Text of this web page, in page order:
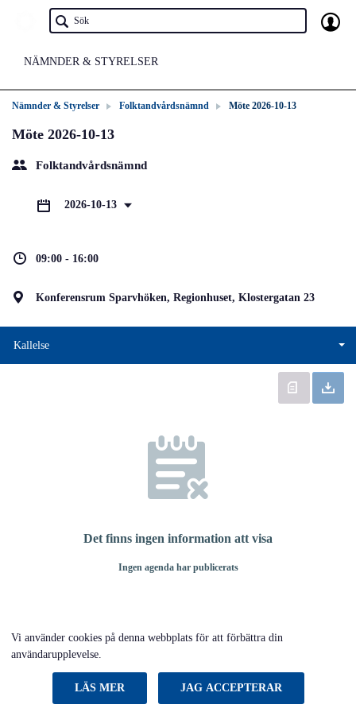
NÄMNDER & STYRELSER
Nämnder & Styrelser Folktandvårdsnämnd Möte 2026-10-13
Möte 2026-10-13
Folktandvårdsnämnd
2026-10-13
09:00 - 16:00
Konferensrum Sparvhöken, Regionhuset, Klostergatan 23
Kallelse
Det finns ingen information att visa
Ingen agenda har publicerats
Vi använder cookies på denna webbplats för att förbättra din
användarupplevelse.